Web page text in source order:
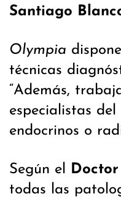
Santiago
Olympia
técnicas
“Además,
especialistas
endocrinos o
Según el
todas las